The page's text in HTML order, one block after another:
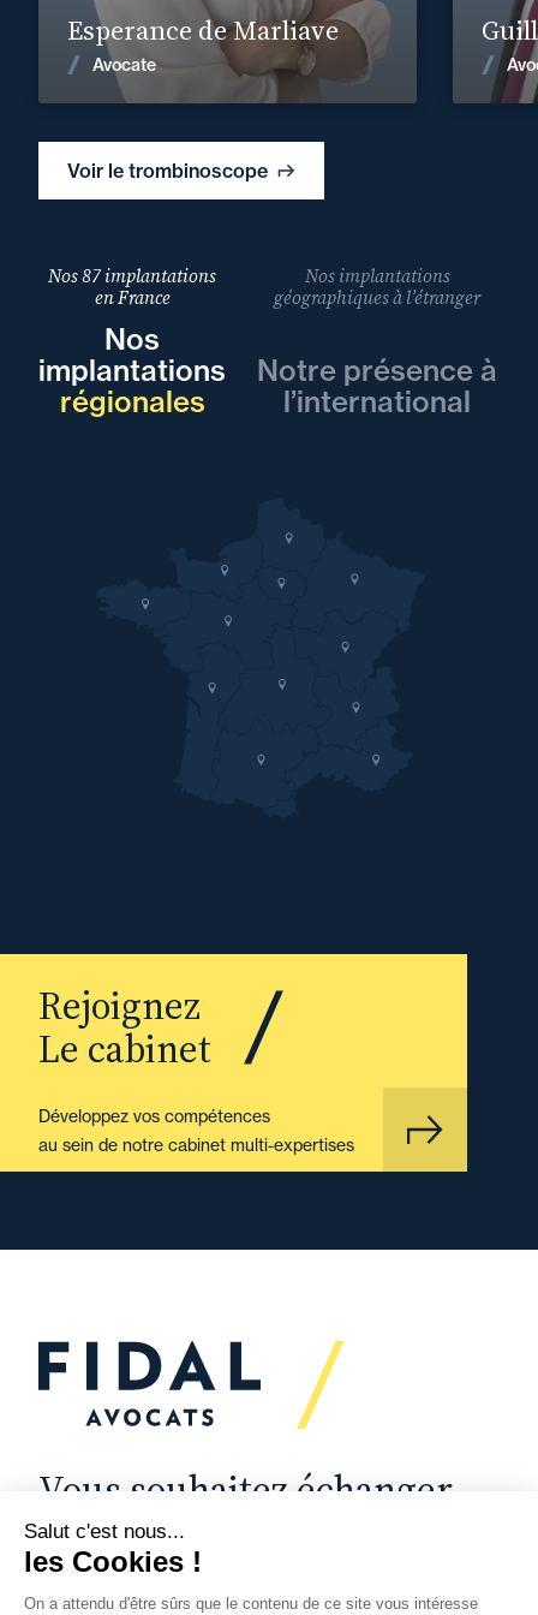
Voir le trombinoscope
Esperance de Marliave
Avocate Voir les actualités
Nos 87 implantations
en France
Nos
implantations
régionales
Nos implantations
géographiques à l’étranger
Notre présence à
l’international
Rejoignez
Le cabinet
Développez vos compétences
au sein de notre cabinet multi-expertises
Vous souhaitez échanger
avec nous ?
Nous sommes